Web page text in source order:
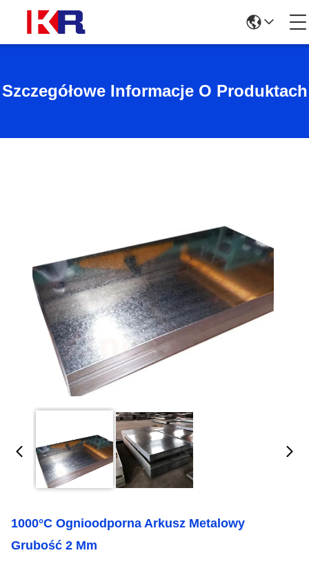
Szczegółowe Informacje O Produktach
1000°C Ognioodporna Arkusz Metalowy
Grubość 2 Mm